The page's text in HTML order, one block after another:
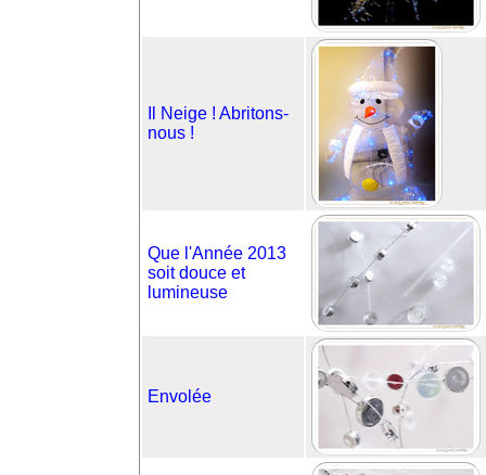
Il Neige ! Abritons-
nous !
Que l'Année 2013
soit douce et
lumineuse
Envolée